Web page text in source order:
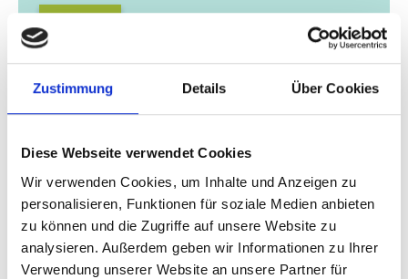
Zustimmung Details Über Cookies
Diese Webseite verwendet Cookies
Wir verwenden Cookies, um Inhalte und Anzeigen zu
personalisieren, Funktionen für soziale Medien anbieten
zu können und die Zugriffe auf unsere Website zu
analysieren. Außerdem geben wir Informationen zu Ihrer
Verwendung unserer Website an unsere Partner für
Better Design for Cool Buildings: How
Improved Building Design Can Reduce
the Massive Need for Space Cooling in
Hot Climates
Englisch (PDF, 2 MB)